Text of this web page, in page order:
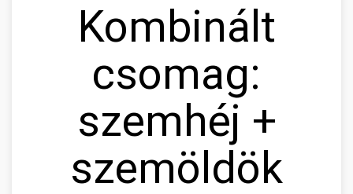
Kombinált
csomag:
szemhéj +
szemöldök